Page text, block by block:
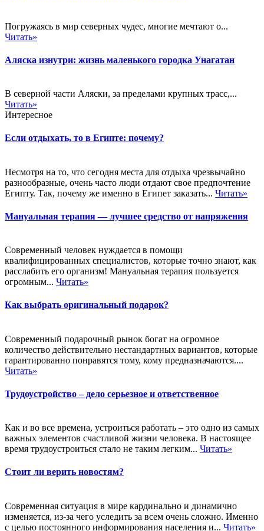
Погружаясь в мир северных чудес, многие мечтают о...
Читать»
Аляска изнутри: жизнь маленького городка Унагатан
В северной части Аляски, за пределами крупных трасс,...
Читать»
Интересное
Если отдыхать, то в Египте: почему?
Несмотря на то, что сегодня места для отдыха чрезвычайно
разнообразные, очень часто люди отдают свое предпочтение
Египту. Так, почему же именно в Египет заказать... Читать»
Мануальная терапия — лучшее средство от напряжения
Современный человек нуждается в помощи
квалифицированных специалистов, которые точно знают, как
расслабить его организм! Мануальная терапия пользуется
огромным... Читать»
Как выбрать оригинальный подарок?
Современный подарочный рынок богат на огромное
количество действительно нестандартных вариантов, которые
гарантированно понравятся тому, кому предназначаются....
Читать»
Трудоустройство – дело серьезное и ответственное
Как и во все времена, устроиться работать – это одно из самых
важных элементов счастливой жизни человека. В настоящее
время трудоустроиться стало не таким легким... Читать»
Стоит ли верить новостям?
Современная ситуация в мире кардинально и динамично
изменяется, из-за чего уследить за всем очень сложно. Именно
с целью постоянного информирования населения и... Читать»